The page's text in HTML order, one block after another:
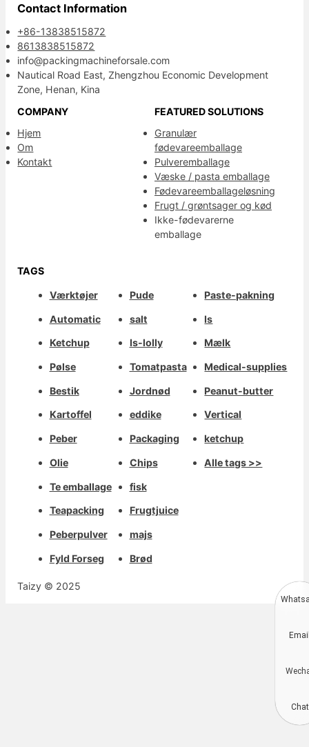
Contact Information
+86-13838515872
8613838515872
info@packingmachineforsale.com
Nautical Road East, Zhengzhou Economic Development
Zone, Henan, Kina
COMPANY
Hjem
Om
Kontakt
FEATURED SOLUTIONS
Granulær
fødevareemballage
Pulveremballage
Væske / pasta emballage
Fødevareemballageløsning
Frugt / grøntsager og kød
Ikke-fødevarerne
emballage
TAGS
Værktøjer
Automatic
Ketchup
Pølse
Bestik
Kartoffel
Peber
Olie
Te emballage
Teapacking
Peberpulver
Fyld Forseg
Pude
salt
Is-lolly
Tomatpasta
Jordnød
eddike
Packaging
Chips
fisk
Frugtjuice
majs
Brød
Paste-pakning
Is
Mælk
Medical-supplies
Peanut-butter
Vertical
ketchup
Alle tags >>
Taizy © 2025
Chat